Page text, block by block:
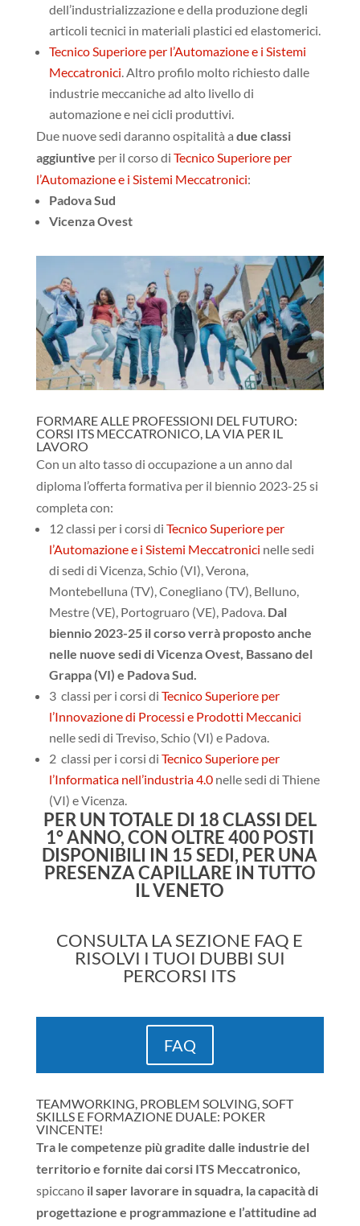
dell’industrializzazione e della produzione degli
articoli tecnici in materiali plastici ed elastomerici.
Tecnico Superiore per l’Automazione e i Sistemi
Meccatronici. Altro profilo molto richiesto dalle
industrie meccaniche ad alto livello di
automazione e nei cicli produttivi.
Due nuove sedi daranno ospitalità a due classi
aggiuntive per il corso di Tecnico Superiore per
l’Automazione e i Sistemi Meccatronici:
Padova Sud
Vicenza Ovest
FORMARE ALLE PROFESSIONI DEL FUTURO:
CORSI ITS MECCATRONICO, LA VIA PER IL
LAVORO
Con un alto tasso di occupazione a un anno dal
diploma l’offerta formativa per il biennio 2023-25 si
completa con:
12 classi per i corsi di Tecnico Superiore per
l’Automazione e i Sistemi Meccatronici nelle sedi
di sedi di Vicenza, Schio (VI), Verona,
Montebelluna (TV), Conegliano (TV), Belluno,
Mestre (VE), Portogruaro (VE), Padova. Dal
biennio 2023-25 il corso verrà proposto anche
nelle nuove sedi di Vicenza Ovest, Bassano del
Grappa (VI) e Padova Sud.
3 classi per i corsi di Tecnico Superiore per
l’Innovazione di Processi e Prodotti Meccanici
nelle sedi di Treviso, Schio (VI) e Padova.
2 classi per i corsi di Tecnico Superiore per
l’Informatica nell’industria 4.0nelle sedi di Thiene
(VI) e Vicenza.
PER UN TOTALE DI 18 CLASSI DEL
1° ANNO, CON OLTRE 400 POSTI
DISPONIBILI IN 15 SEDI, PER UNA
PRESENZA CAPILLARE IN TUTTO
IL VENETO
CONSULTA LA SEZIONE FAQ E
RISOLVI I TUOI DUBBI SUI
PERCORSI ITS
FAQ
TEAMWORKING, PROBLEM SOLVING, SOFT
SKILLS E FORMAZIONE DUALE: POKER
VINCENTE!
Tra le competenze più gradite dalle industrie del
territorio e fornite dai corsi ITS Meccatronico,
spiccano il saper lavorare in squadra, la capacità di
progettazione e programmazione e l’attitudine ad